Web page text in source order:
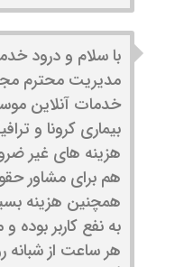
با سلام و درود
مدیریت محترم
خدمات آنلاین
بیماری کرونا و
هزینه های غیر
هم برای مشاور
همچنین هزینه
به نفع کاربر بوده
هر ساعت از شبانه